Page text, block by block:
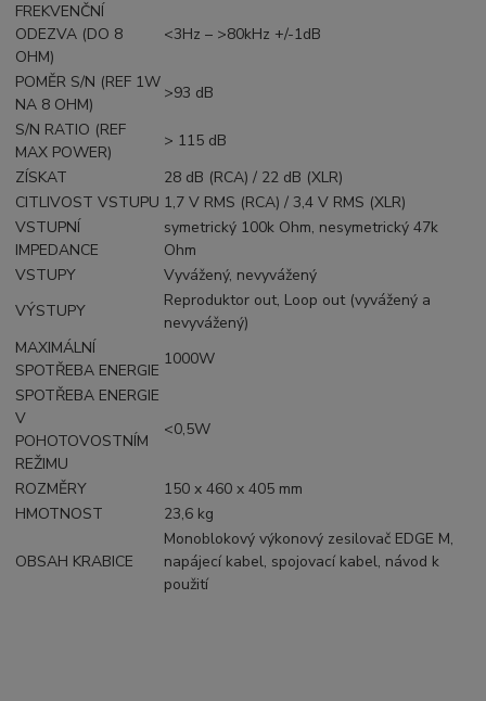
FREKVENČNÍ
ODEZVA (DO 8
OHM)
<3Hz – >80kHz +/-1dB
POMĚR S/N (REF 1W
NA 8 OHM)
>93 dB
S/N RATIO (REF
MAX POWER)
> 115 dB
ZÍSKAT
28 dB (RCA) / 22 dB (XLR)
CITLIVOST VSTUPU 1,7 V RMS (RCA) / 3,4 V RMS (XLR)
VSTUPNÍ
IMPEDANCE
symetrický 100k Ohm, nesymetrický 47k
Ohm
VSTUPY
Vyvážený, nevyvážený
VÝSTUPY
Reproduktor out, Loop out (vyvážený a
nevyvážený)
MAXIMÁLNÍ
SPOTŘEBA ENERGIE
1000W
SPOTŘEBA ENERGIE
V
POHOTOVOSTNÍM
REŽIMU
<0,5W
ROZMĚRY
150 x 460 x 405 mm
HMOTNOST
23,6 kg
OBSAH KRABICE
Monoblokový výkonový zesilovač EDGE M,
napájecí kabel, spojovací kabel, návod k
použití